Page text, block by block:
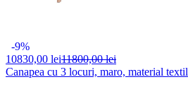
-9%
10830,00 lei11800,00 lei
Canapea cu 3 locuri, maro, material textil